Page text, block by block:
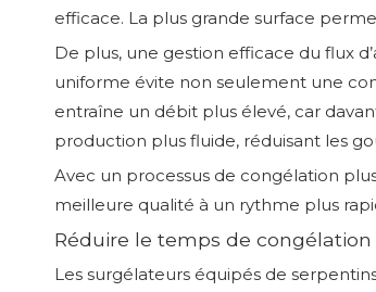
efficace. La plus grande surface
De plus, une gestion efficace du flux
uniforme évite non seulement une
entraîne un débit plus élevé, car
production plus fluide, réduisant les
Avec un processus de congélation
meilleure qualité à un rythme plus
Réduire le temps de
Les surgélateurs équipés de